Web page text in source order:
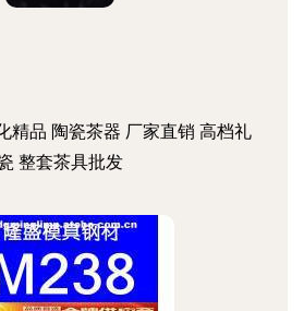
精品 陶瓷茶器 厂家直销 高档礼
整套茶具批发